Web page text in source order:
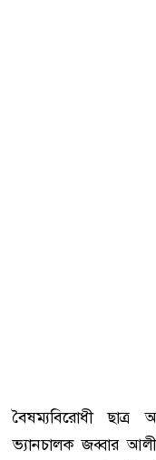
বৈষম্যবিরোধী ছাত্র
ভ্যানচালক জব্বার